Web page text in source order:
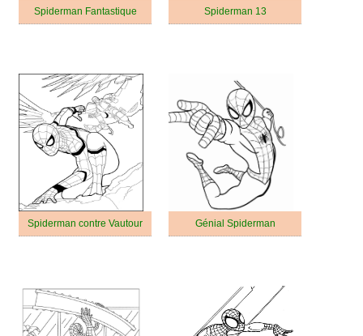
Spiderman Fantastique Spiderman 13
Spiderman contre Vautour Génial Spiderman